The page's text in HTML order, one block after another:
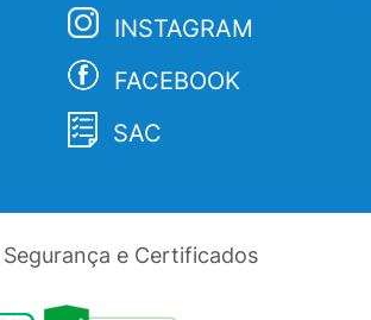
INSTAGRAM
FACEBOOK
SAC
Segurança e Certificados